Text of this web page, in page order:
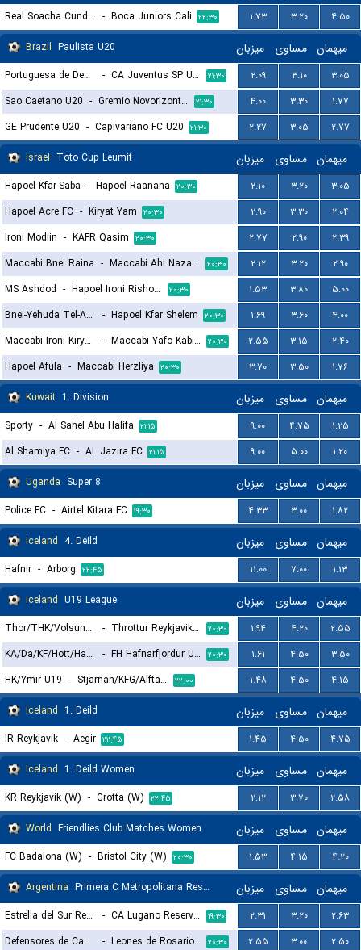
Real Soacha Cundinamarca - Boca Juniors Cali ۲۲:۳۰ ۱.۷۳ ۳.۲۰
۴.۵۰
Brazil Paulista U20 میزبان مساوی میهمان
Portuguesa de Desportos U20 - CA Juventus SP U20 ۲۱:۳۰ ۲.۰۹ ۳.۱۰
۳.۰۵
Sao Caetano U20 - Gremio Novorizontino U20 ۲۱:۳۰ ۴.۰۰ ۳.۳۰
۱.۷۷
GE Prudente U20 - Capivariano FC U20 ۲۱:۳۰ ۲.۲۷ ۳.۰۵
۲.۷۷
Israel Toto Cup Leumit میزبان مساوی میهمان
Hapoel Kfar-Saba - Hapoel Raanana ۲۰:۳۰ ۲.۱۰ ۳.۲۰
۳.۰۵
Hapoel Acre FC - Kiryat Yam ۲۰:۳۰ ۲.۹۰ ۳.۳۰
۲.۰۴
Ironi Modiin - KAFR Qasim ۲۰:۳۰ ۲.۷۷ ۲.۹۰
۲.۳۹
Maccabi Bnei Raina - Maccabi Ahi Nazareth FC ۲۰:۳۰ ۲.۱۲ ۳.۲۰
۲.۹۰
MS Ashdod - Hapoel Ironi Rishon Lezion ۲۰:۳۰ ۱.۵۳ ۳.۸۰
۵.۰۰
Bnei-Yehuda Tel-Aviv
- Hapoel Kfar Shelem ۲۰:۳۰ ۱.۶۹ ۳.۶۰
۴.۰۰
Maccabi Ironi Kiryat Gat
- Maccabi Yafo Kabilyo ۲۰:۳۰ ۲.۵۵ ۳.۱۵
۲.۴۰
Hapoel Afula - Maccabi Herzliya ۲۰:۳۰ ۳.۷۰ ۳.۵۰
۱.۷۶
Kuwait 1. Division میزبان مساوی میهمان
Sporty - Al Sahel Abu Halifa ۲۱:۱۵ ۹.۰۰ ۴.۷۵
۱.۲۵
Al Shamiya FC - AL Jazira FC ۲۱:۱۵ ۹.۰۰ ۵.۰۰
۱.۲۰
Uganda Super 8 میزبان مساوی میهمان
Police FC - Airtel Kitara FC ۱۹:۳۰ ۴.۳۳ ۳.۰۰
۱.۸۲
Iceland 4. Deild میزبان مساوی میهمان
Hafnir - Arborg ۲۲:۴۵ ۱۱.۰۰ ۷.۰۰
۱.۱۳
Iceland U19 League میزبان مساوی میهمان
Thor/THK/Volsungur U19 - Throttur Reykjavik U19 ۲۰:۳۰ ۱.۹۴ ۴.۲۰
۲.۵۵
KA/Da/KF/Hott/Ham U19
- FH Hafnarfjordur U19 ۲۰:۳۰ ۱.۶۱ ۴.۵۰
۳.۵۰
HK/Ymir U19 - Stjarnan/KFG/Alftanes U19 ۲۲:۰۰ ۱.۴۸ ۴.۵۰
۴.۱۵
Iceland 1. Deild میزبان مساوی میهمان
IR Reykjavik - Aegir ۲۲:۴۵ ۱.۴۵ ۴.۵۰
۴.۷۵
Iceland 1. Deild Women میزبان مساوی میهمان
KR Reykjavik (W) - Grotta (W) ۲۲:۴۵ ۲.۱۲ ۳.۷۰
۲.۵۸
World Friendlies Club Matches Women میزبان مساوی میهمان
FC Badalona (W) - Bristol City (W) ۲۰:۳۰ ۱.۵۳ ۴.۱۵
۴.۲۰
Argentina Primera C Metropolitana Reserves میزبان مساوی میهمان
Estrella del Sur Reserves - CA Lugano Reserves ۱۹:۳۰ ۲.۳۱ ۳.۲۰
۲.۶۳
Defensores de Cambaceres Reserves
- Leones de Rosario Reserves ۲۰:۳۰ ۲.۵۵ ۳.۰۰
۲.۵۰